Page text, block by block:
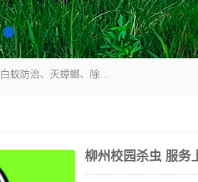
广西亿之豪有害生物防治服务有限公司是一家白蚁防治公司；提供南宁地区的白蚁防治、灭蟑螂、除四害、除白蚁、白蚁预防、消毒等服务，广西亿之豪有害生物防治服务有限公司专业灭蟑螂,灭鼠,除四害,服务上门,安全环保,售后保障,一次消杀，竭诚为您服务.
柳州校园杀虫 服务